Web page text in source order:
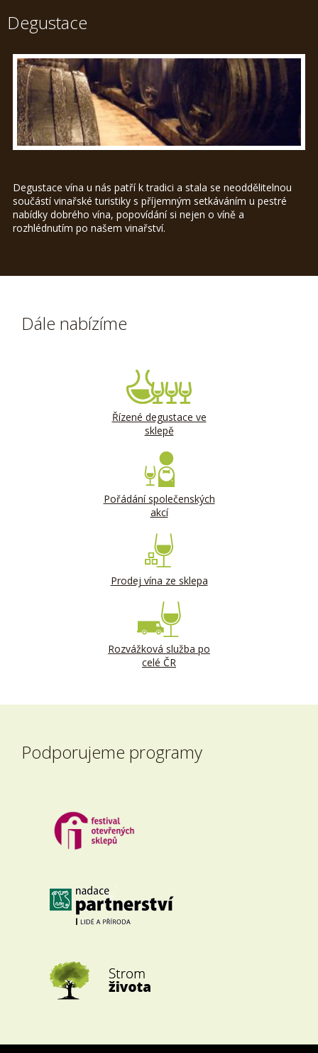
Degustace
Degustace vína u nás patří k tradici a stala se neoddělitelnou
součástí vinařské turistiky s příjemným setkáváním u pestré
nabídky dobrého vína, popovídání si nejen o víně a
rozhlédnutím po našem vinařství.
Dále nabízíme
Řízené degustace ve
sklepě
Pořádání společenských
akcí
Prodej vína ze sklepa
Rozvážková služba po
celé ČR
Podporujeme programy